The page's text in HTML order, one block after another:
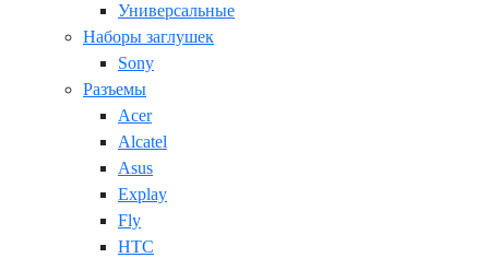
Универсальные
Наборы заглушек
Sony
Разъемы
Acer
Alcatel
Asus
Explay
Fly
HTC